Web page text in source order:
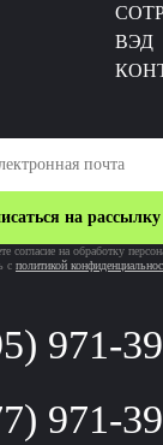
ВЭД
971-
971-
на рассылку
согласие на обработку
c политикой